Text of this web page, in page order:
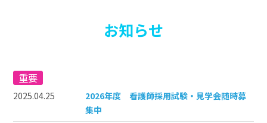
お知らせ
重要
2025.04.25
2026年度 看護師採用試験・見学会随時募
集中